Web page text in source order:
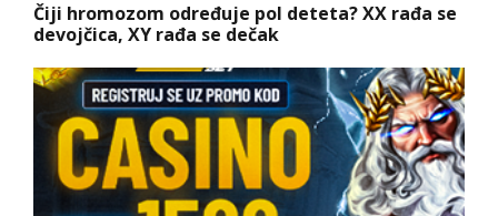
Čiji hromozom određuje pol deteta? XX rađa se
devojčica, XY rađa se dečak